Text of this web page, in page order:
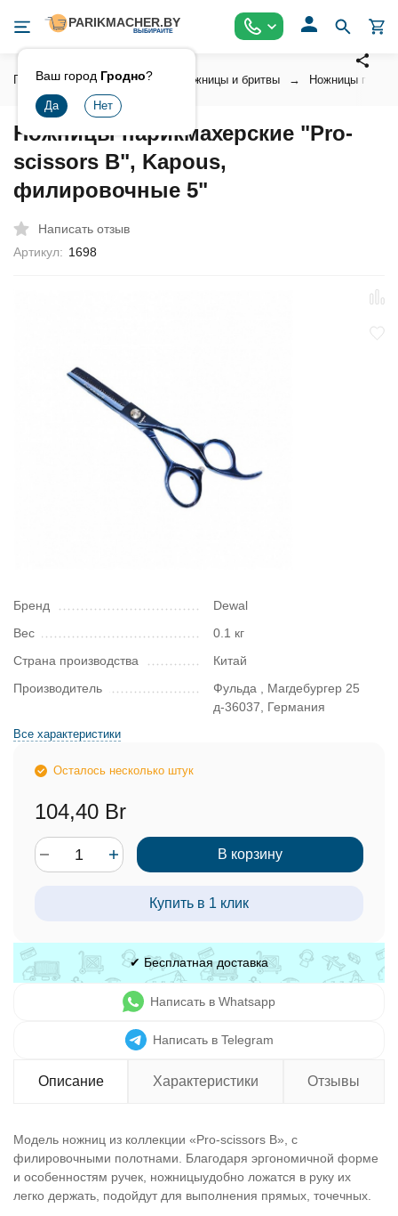
Ваш город Гродно?
Главная Инструмент Ножницы и бритвы Ножницы
Ножницы парикмахерские "Pro-
scissors B", Kapous,
филировочные 5"
Написать отзыв
Артикул: 1698
Бренд
Dewal
Вес
0.1 кг
Страна производства
Китай
Производитель
Фульда , Магдебургер 25
д-36037, Германия
Все характеристики
Осталось несколько штук
104,40 Br
В корзину
Купить в 1 клик
✔ Бесплатная доставка
Написать в Whatsapp
Написать в Telegram
Описание Характеристики Отзывы
Модель ножниц из коллекции «Pro-scissors B», с
филировочными полотнами. Благодаря эргономичной форме
и особенностям ручек, ножницыудобно ложатся в руку их
легко держать, подойдут для выполнения прямых, точечных.